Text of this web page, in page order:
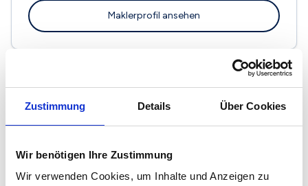
Zustimmung Details Über Cookies
Wir benötigen Ihre Zustimmung
Wir verwenden Cookies, um Inhalte und Anzeigen zu
Maklerprofil ansehen
Ienco & Mai Immobilien GmbH